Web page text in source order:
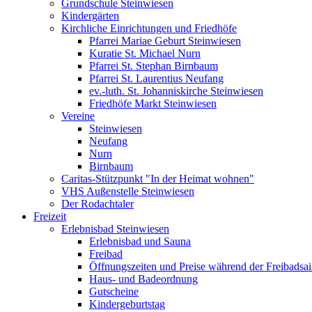
Grundschule Steinwiesen
Kindergärten
Kirchliche Einrichtungen und Friedhöfe
Pfarrei Mariae Geburt Steinwiesen
Kuratie St. Michael Nurn
Pfarrei St. Stephan Birnbaum
Pfarrei St. Laurentius Neufang
ev.-luth. St. Johanniskirche Steinwiesen
Friedhöfe Markt Steinwiesen
Vereine
Steinwiesen
Neufang
Nurn
Birnbaum
Caritas-Stützpunkt "In der Heimat wohnen"
VHS Außenstelle Steinwiesen
Der Rodachtaler
Freizeit
Erlebnisbad Steinwiesen
Erlebnisbad und Sauna
Freibad
Öffnungszeiten und Preise während der
Haus- und Badeordnung
Gutscheine
Kindergeburtstag